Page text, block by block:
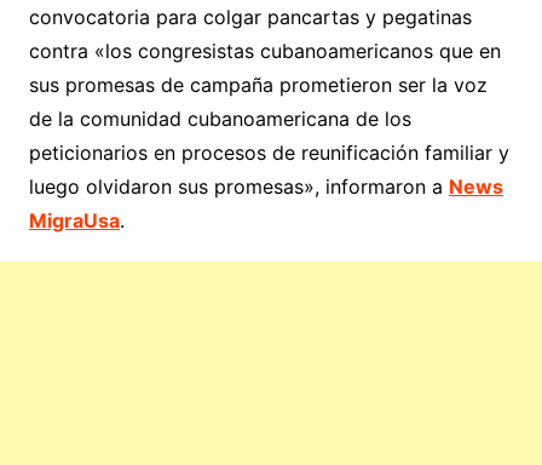
convocatoria para colgar pancartas y pegatinas
contra «los congresistas cubanoamericanos que en
sus promesas de campaña prometieron ser la voz
de la comunidad cubanoamericana de los
peticionarios en procesos de reunificación familiar y
luego olvidaron sus promesas», informaron a News
MigraUsa.